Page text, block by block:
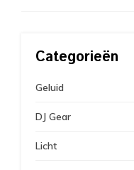
Categorieën
Geluid
DJ Gear
Licht